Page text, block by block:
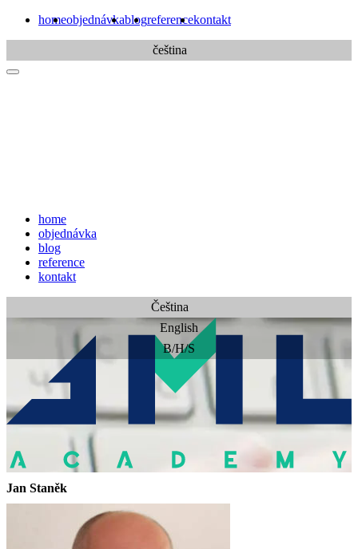
homeobjednávkablogreferencekontakt
čeština
home
objednávka
blog
reference
kontakt
Čeština
English
B/H/S
Jan Staněk